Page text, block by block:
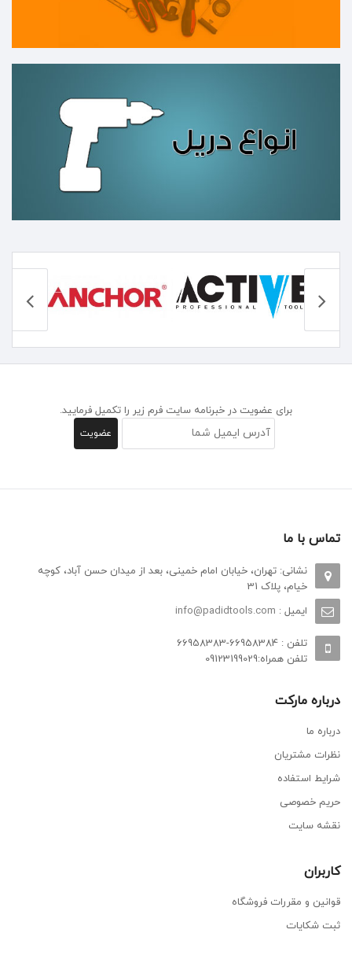
برای عضویت در خبرنامه سایت فرم زیر را تکمیل فرمایید.
تماس با ما
نشانی: تهران، خیابان امام خمینی، بعد از میدان حسن آباد، کوچه
خیام، پلاک 31
ایمیل : info@padidtools.com
تلفن : 66958384-66958383
تلفن همراه:09123199029
درباره مارکت
درباره ما
نظرات مشتریان
شرایط استفاده
حریم خصوصی
نقشه سایت
کاربران
قوانین و مقررات فروشگاه
ثبت شکایات